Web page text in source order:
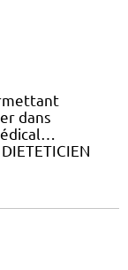
dans